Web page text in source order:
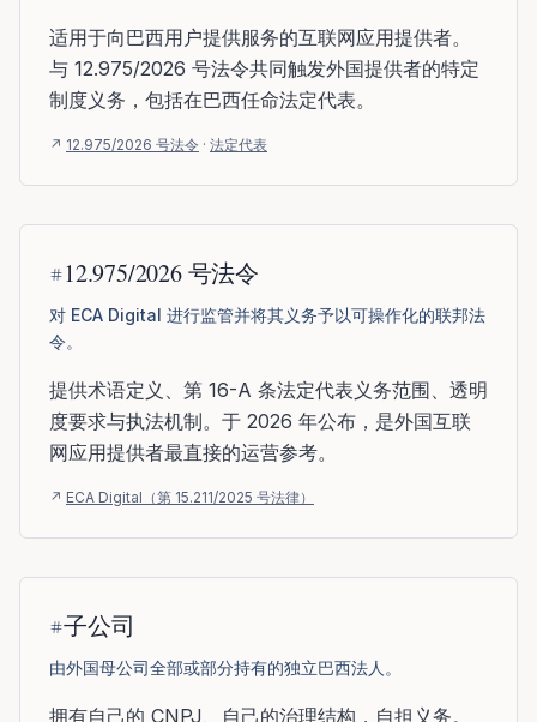
适用于向巴西用户提供服务的互联网应用提供者。
与 12.975/2026 号法令共同触发外国提供者的特定
制度义务，包括在巴西任命法定代表。
↗ 12.975/2026 号法令 · 法定代表
12.975/2026 号法令
对 ECA Digital 进行监管并将其义务予以可操作化的联邦法
令。
提供术语定义、第 16-A 条法定代表义务范围、透明
度要求与执法机制。于 2026 年公布，是外国互联
网应用提供者最直接的运营参考。
↗ ECA Digital（第 15.211/2025 号法律）
子公司
由外国母公司全部或部分持有的独立巴西法人。
拥有自己的 CNPJ、自己的治理结构，自担义务。